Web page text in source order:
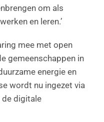
om als
en leren.’
mee met open
gemeenschappen in
energie en
wordt nu ingezet via
de digitale